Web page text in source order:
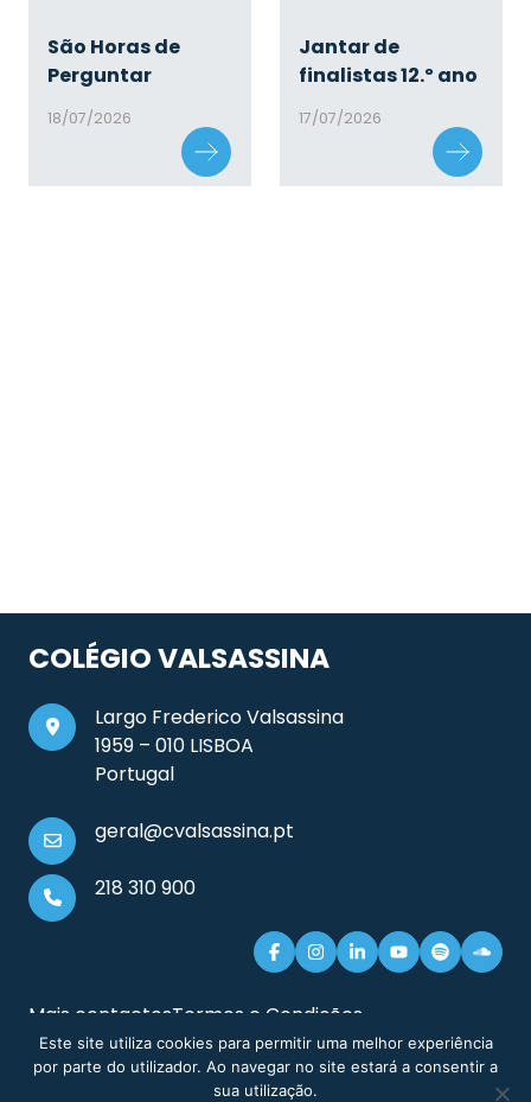
São Horas de
Perguntar
18/07/2026
Jantar de
finalistas 12.º ano
17/07/2026
COLÉGIO VALSASSINA
Largo Frederico Valsassina
1959 – 010 LISBOA
Portugal
geral@cvalsassina.pt
218 310 900
Mais contactosTermos e Condições
Documentos e Informação LegalSitemap
Este site utiliza cookies para permitir uma melhor experiência
por parte do utilizador. Ao navegar no site estará a consentir a
sua utilização.